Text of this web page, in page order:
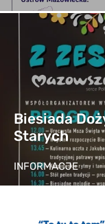
Biesiada
Starych
INFORMACJE